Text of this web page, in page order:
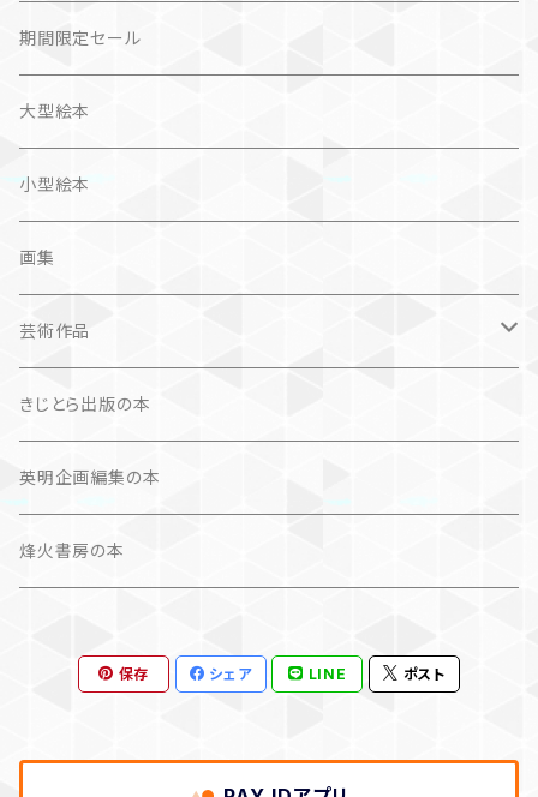
詩歌
文学（論）
仏語対訳絵本
写真集
作品＋エッセイ
カレンダー
画集
カレンダー
期間限定セール
大型絵本
小型絵本
画集
芸術作品
画集
作品集＋エッセイ
カレンダー
写真集
作品集＋エッセイ
作品のみ
きじとら出版の本
英明企画編集の本
烽火書房の本
保存 シェア LINE ポスト